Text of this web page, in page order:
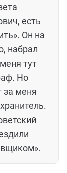
есть
Он на
набрал
тут
Но
за меня